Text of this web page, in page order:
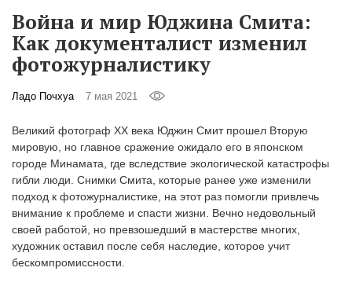
Война и мир Юджина Смита:
Как документалист изменил
фотожурналистику
Ладо Почхуа 7 мая 2021
Великий фотограф ХХ века Юджин Смит прошел Вторую
мировую, но главное сражение ожидало его в японском
городе Минамата, где вследствие экологической катастрофы
гибли люди. Снимки Смита, которые ранее уже изменили
подход к фотожурналистике, на этот раз помогли привлечь
внимание к проблеме и спасти жизни. Вечно недовольный
своей работой, но превзошедший в мастерстве многих,
художник оставил после себя наследие, которое учит
бескомпромиссности.